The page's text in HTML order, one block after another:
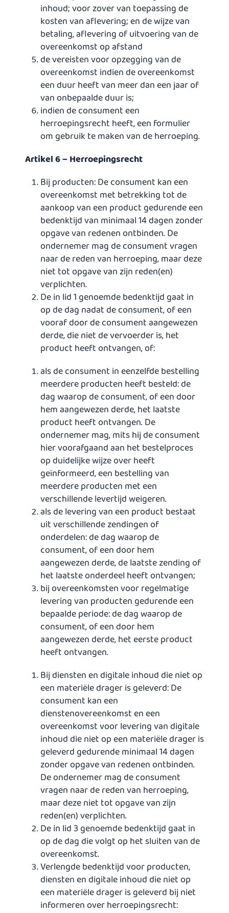
inhoud; voor zover van toepassing de
kosten van aflevering; en de wijze van
betaling, aflevering of uitvoering van de
overeenkomst op afstand
de vereisten voor opzegging van de
overeenkomst indien de overeenkomst
een duur heeft van meer dan een jaar of
van onbepaalde duur is;
indien de consument een
herroepingsrecht heeft, een formulier
om gebruik te maken van de herroeping.
Artikel 6 – Herroepingsrecht
Bij producten: De consument kan een
overeenkomst met betrekking tot de
aankoop van een product gedurende een
bedenktijd van minimaal 14 dagen zonder
opgave van redenen ontbinden. De
ondernemer mag de consument vragen
naar de reden van herroeping, maar deze
niet tot opgave van zijn reden(en)
verplichten.
De in lid 1 genoemde bedenktijd gaat in
op de dag nadat de consument, of een
vooraf door de consument aangewezen
derde, die niet de vervoerder is, het
product heeft ontvangen, of:
als de consument in eenzelfde bestelling
meerdere producten heeft besteld: de
dag waarop de consument, of een door
hem aangewezen derde, het laatste
product heeft ontvangen. De
ondernemer mag, mits hij de consument
hier voorafgaand aan het bestelproces
op duidelijke wijze over heeft
geïnformeerd, een bestelling van
meerdere producten met een
verschillende levertijd weigeren.
als de levering van een product bestaat
uit verschillende zendingen of
onderdelen: de dag waarop de
consument, of een door hem
aangewezen derde, de laatste zending of
het laatste onderdeel heeft ontvangen;
bij overeenkomsten voor regelmatige
levering van producten gedurende een
bepaalde periode: de dag waarop de
consument, of een door hem
aangewezen derde, het eerste product
heeft ontvangen.
Bij diensten en digitale inhoud die niet op
een materiële drager is geleverd: De
consument kan een
dienstenovereenkomst en een
overeenkomst voor levering van digitale
inhoud die niet op een materiële drager is
geleverd gedurende minimaal 14 dagen
zonder opgave van redenen ontbinden.
De ondernemer mag de consument
vragen naar de reden van herroeping,
maar deze niet tot opgave van zijn
reden(en) verplichten.
De in lid 3 genoemde bedenktijd gaat in
op de dag die volgt op het sluiten van de
overeenkomst.
Verlengde bedenktijd voor producten,
diensten en digitale inhoud die niet op
een materiële drager is geleverd bij niet
informeren over herroepingsrecht: